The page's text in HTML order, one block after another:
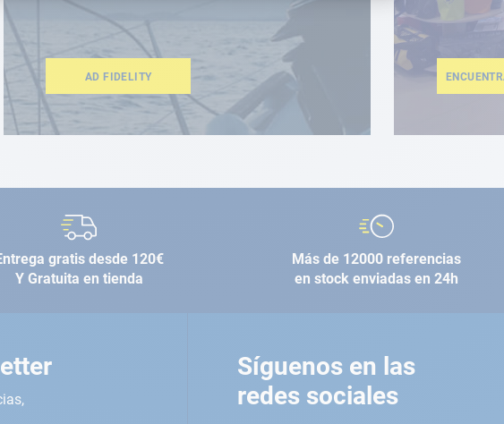
AD FIDELITY
gratis desde 120€
Y Gratuita en tienda
Más de 12000 referencias
en stock enviadas en 24h
Síguenos en las
redes sociales